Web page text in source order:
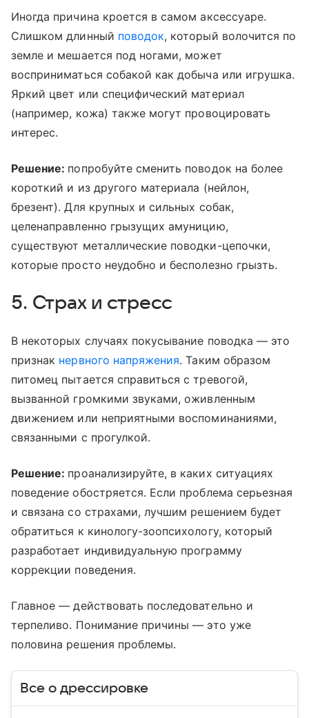
Иногда причина кроется в самом аксессуаре.
Слишком длинный поводок, который волочится по
земле и мешается под ногами, может
восприниматься собакой как добыча или игрушка.
Яркий цвет или специфический материал
(например, кожа) также могут провоцировать
интерес.
Решение: попробуйте сменить поводок на более
короткий и из другого материала (нейлон,
брезент). Для крупных и сильных собак,
целенаправленно грызущих амуницию,
существуют металлические поводки-цепочки,
которые просто неудобно и бесполезно грызть.
5. Страх и стресс
В некоторых случаях покусывание поводка — это
признак нервного напряжения. Таким образом
питомец пытается справиться с тревогой,
вызванной громкими звуками, оживленным
движением или неприятными воспоминаниями,
связанными с прогулкой.
Решение: проанализируйте, в каких ситуациях
поведение обостряется. Если проблема серьезная
и связана со страхами, лучшим решением будет
обратиться к кинологу-зоопсихологу, который
разработает индивидуальную программу
коррекции поведения.
Главное — действовать последовательно и
терпеливо. Понимание причины — это уже
половина решения проблемы.
Все о дрессировке